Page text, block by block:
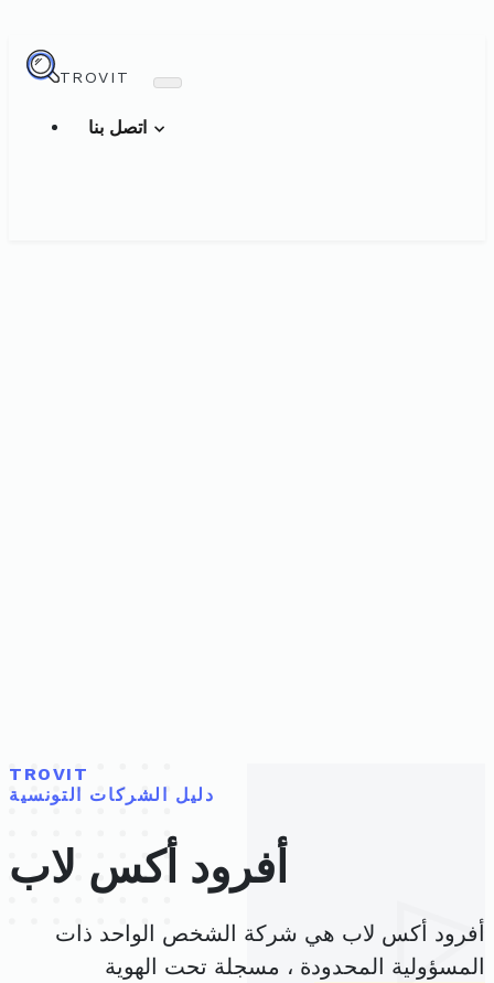
TROVIT
TROVIT
دليل الشركات التونسية
أفرود أكس لاب
أفرود أكس لاب هي شركة الشخص الواحد ذات
المسؤولية المحدودة ، مسجلة تحت الهوية